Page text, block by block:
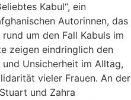
Kabul“, ein
Autorinnen, das
um den Fall Kabuls im
zeigen eindringlich den
Unsicherheit im Alltag,
vieler Frauen. An der
und Zahra